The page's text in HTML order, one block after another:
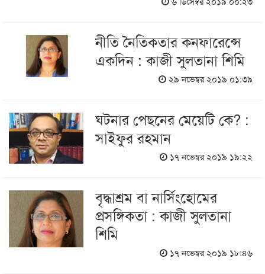
নীতি নৈতিকতার কনফারেন্সে
একদিন : কাজী সুলতানা শিমি
২৯ নভেম্বর ২০১৯ ০১:৩৯
ঘটনার পেছনের মেয়েটি কে? :
সাইফুর রহমান
১৭ নভেম্বর ২০১৯ ১৯:২২
বৃদ্ধাশ্রম বা নার্সিংহোমের
প্রসঙ্গিকতা : কাজী সুলতানা
শিমি
১৭ নভেম্বর ২০১৯ ১৮:৪৬